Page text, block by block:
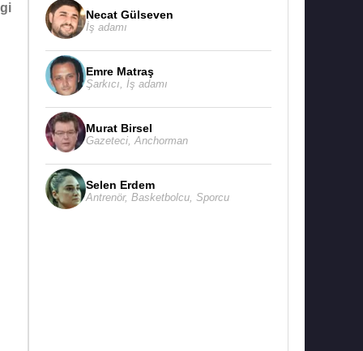
Necat Gülseven
İş adamı
Emre Matraş
Şarkıcı İş adamı
Murat Birsel
Gazeteci Anchorman
Selen Erdem
Antrenör, Basketbolcu Sporcu